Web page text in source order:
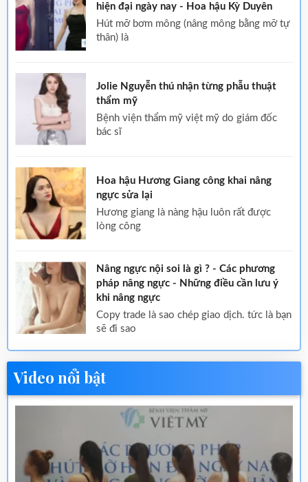
hiện đại ngày nay - Hoa hậu Kỳ Duyên
hút mỡ bơm mông (nâng mông bằng mỡ tự
thân) là
Jolie Nguyễn thú nhận từng phẫu thuật
thẩm mỹ
bệnh viện thẩm mỹ việt mỹ do giám đốc
bác sĩ
Hoa hậu Hương Giang công khai nâng
ngực sửa lại
hương giang là nàng hậu luôn rất được
lòng công
Nâng ngực nội soi là gì ? - Các phương
pháp nâng ngực - Những điều cần lưu ý
khi nâng ngực
copy trade là sao chép giao dịch. tức là bạn
sẽ đi sao
Video nổi bật